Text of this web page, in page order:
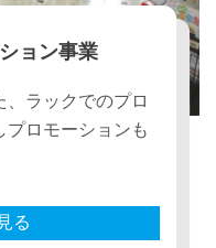
ョン事業
ラックでのプロ
プロモーションも
る